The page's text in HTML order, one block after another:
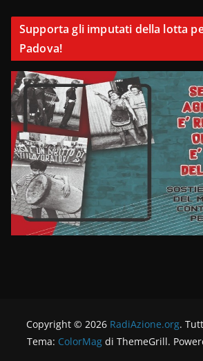
Supporta gli imputati della lotta
Padova!
Copyright © 2026 RadiAzione.org.
Tema: ColorMag di ThemeGrill.